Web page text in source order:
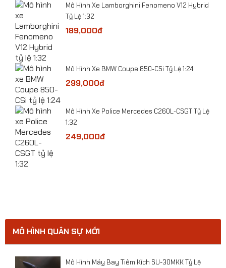
Mô hình máy bay Trực Thăng Ka-32A tỷ lệ 1:48
Mô hình máy bay Trực Thăng Ka-32A tỷ lệ 1:48
Mô Hình Xe Lamborghini Fenomeno V12 Hybrid
Tỷ Lệ 1:32
189,000đ
Mô Hình Xe BMW Coupe 850-CSi Tỷ Lệ 1:24
299,000đ
​Mô Hình Xe Police Mercedes C260L-CSGT Tỷ Lệ
1:32
249,000đ
MÔ HÌNH QUÂN SỰ MỚI
Mô Hình Máy Bay Tiêm Kích SU-30MKK Tỷ Lệ